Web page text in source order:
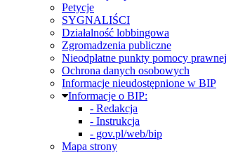
Petycje
SYGNALIŚCI
Działalność lobbingowa
Zgromadzenia publiczne
Nieodpłatne punkty pomocy prawnej
Ochrona danych osobowych
Informacje nieudostępnione w BIP
Informacje o BIP:
- Redakcja
- Instrukcja
- gov.pl/web/bip
Mapa strony